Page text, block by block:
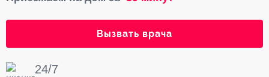
Вызвать врача
24/7